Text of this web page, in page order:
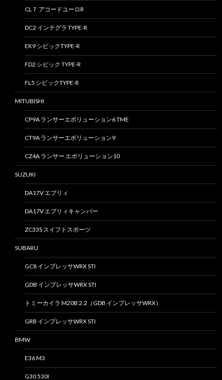
CL７ アコードユーロR
DC2 インテグラ TYPE-R
EK9 シビックTYPE-R
FD2 シビック TYPE-R
FL5 シビックTYPE-R
MITUBISHI
CP9A ランサーエボリューション6 TME
CT9A ランサーエボリューション9
CZ4A ランサー エボリューション10
SUZUKI
DA17V エブリィ
DA17V エブリィキャンパー
ZC33S スイフトスポーツ
SUBARU
GC8 インプレッサWRX STI
GDB インプレッサWRX STI
トミーカイラ M20B 2.2（GDB インプレッサWRX）
GRB インプレッサWRX STI
BMW
E36 M3
G30 530I